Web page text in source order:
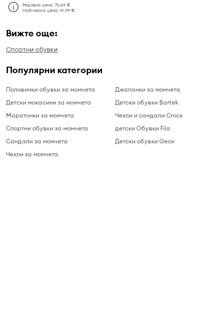
Редовна цена:76,64 €
Най-ниска цена:41,99 €
Вижте още:
Спортни обувки
Популярни категории
Половинки обувки за момчета
Детски мокасини за момчета
Маратонки за момчета
Спортни обувки за момчета
Сандали за момчета
Чехли за момчета
Джапанки за момчета
Детски обувки Bartek
Чехли и сандали Crocs
детски Обувки Fila
Детски обувки Geox